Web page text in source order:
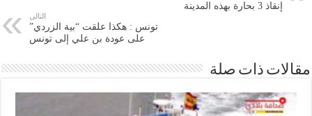
تونس : هكذا علقت “بية الزردي”
على عودة بن علي إلى تونس
ذات صلة